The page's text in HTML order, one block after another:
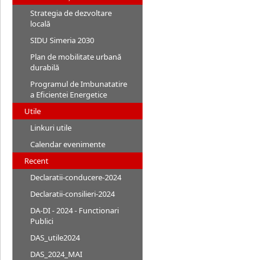
Strategia de dezvoltare
locală
SIDU Simeria 2030
Plan de mobilitate urbană
durabilă
Programul de Imbunatatire
a Eficientei Energetice
Utile
Linkuri utile
Calendar evenimente
Recent
Declaratii-conducere-2024
Declaratii-consilieri-2024
DA-DI - 2024 - Functionari
Publici
DAS_utile2024
DAS_2024_MAI